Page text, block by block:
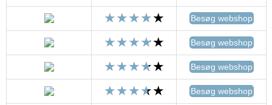
Besøg webshop
Besøg webshop
Besøg webshop
Besøg webshop